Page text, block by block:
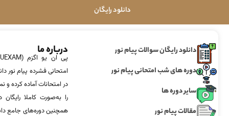
دانلود رایگان
دانلود رایگان سوالات پیام نور
دوره های شب امتحانی پیام نور
سایر دوره ها
مقالات پیام نور
درباره ما
امتحانی فشرده پیام نور
در امتحانات آماده‌ کرده
را به‌صورت کاملا
همچنین دوره‌های جامع